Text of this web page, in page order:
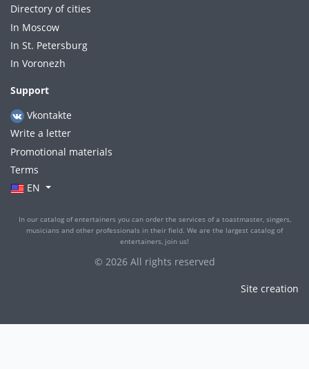
Directory of cities
In Moscow
In St. Petersburg
In Voronezh
Support
Vkontakte
Write a letter
Promotional materials
Terms
EN
In our catalog of entertainers you can order the services of a toastmaster, singers,
musicians and other professionals in their field. We are the largest catalog of
entertainers, join us!
© 2026 All rights reserved
Site creation